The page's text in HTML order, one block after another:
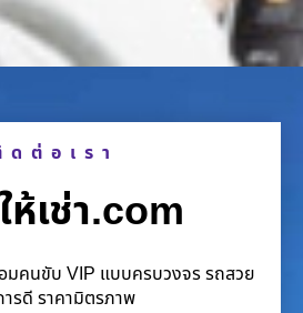
ดต่อเรา
เช่า.com
มคนขับ VIP แบบครบวงจร รถสวย
รดี ราคามิตรภาพ